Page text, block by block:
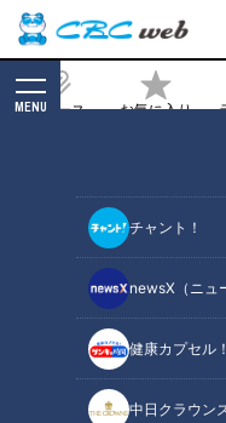
ニュース お気に入り
MENU
チャント！
newsX（ニュ
健康カプセル
中日クラウン
り」な公園とは
2023/04/05 10:54